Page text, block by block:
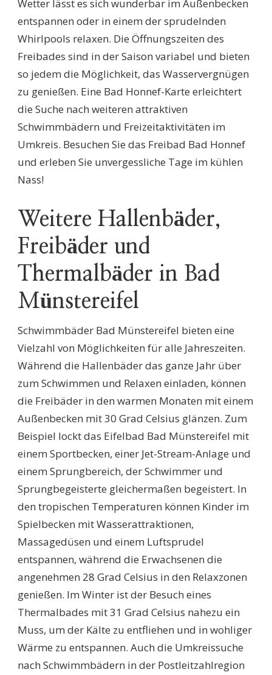
Wetter lässt es sich wunderbar im Außenbecken
entspannen oder in einem der sprudelnden
Whirlpools relaxen. Die Öffnungszeiten des
Freibades sind in der Saison variabel und bieten
so jedem die Möglichkeit, das Wasservergnügen
zu genießen. Eine Bad Honnef-Karte erleichtert
die Suche nach weiteren attraktiven
Schwimmbädern und Freizeitaktivitäten im
Umkreis. Besuchen Sie das Freibad Bad Honnef
und erleben Sie unvergessliche Tage im kühlen
Nass!
Weitere Hallenbäder,
Freibäder und
Thermalbäder in Bad
Münstereifel
Schwimmbäder Bad Münstereifel bieten eine
Vielzahl von Möglichkeiten für alle Jahreszeiten.
Während die Hallenbäder das ganze Jahr über
zum Schwimmen und Relaxen einladen, können
die Freibäder in den warmen Monaten mit einem
Außenbecken mit 30 Grad Celsius glänzen. Zum
Beispiel lockt das Eifelbad Bad Münstereifel mit
einem Sportbecken, einer Jet-Stream-Anlage und
einem Sprungbereich, der Schwimmer und
Sprungbegeisterte gleichermaßen begeistert. In
den tropischen Temperaturen können Kinder im
Spielbecken mit Wasserattraktionen,
Massagedüsen und einem Luftsprudel
entspannen, während die Erwachsenen die
angenehmen 28 Grad Celsius in den Relaxzonen
genießen. Im Winter ist der Besuch eines
Thermalbades mit 31 Grad Celsius nahezu ein
Muss, um der Kälte zu entfliehen und in wohliger
Wärme zu entspannen. Auch die Umkreissuche
nach Schwimmbädern in der Postleitzahlregion